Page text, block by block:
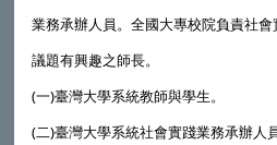
業務承辦人員。全國大專校院負責社
議題有興趣之師長。
(一)臺灣大學系統教師與學生。
(二)臺灣大學系統社會實踐業務承辦人員